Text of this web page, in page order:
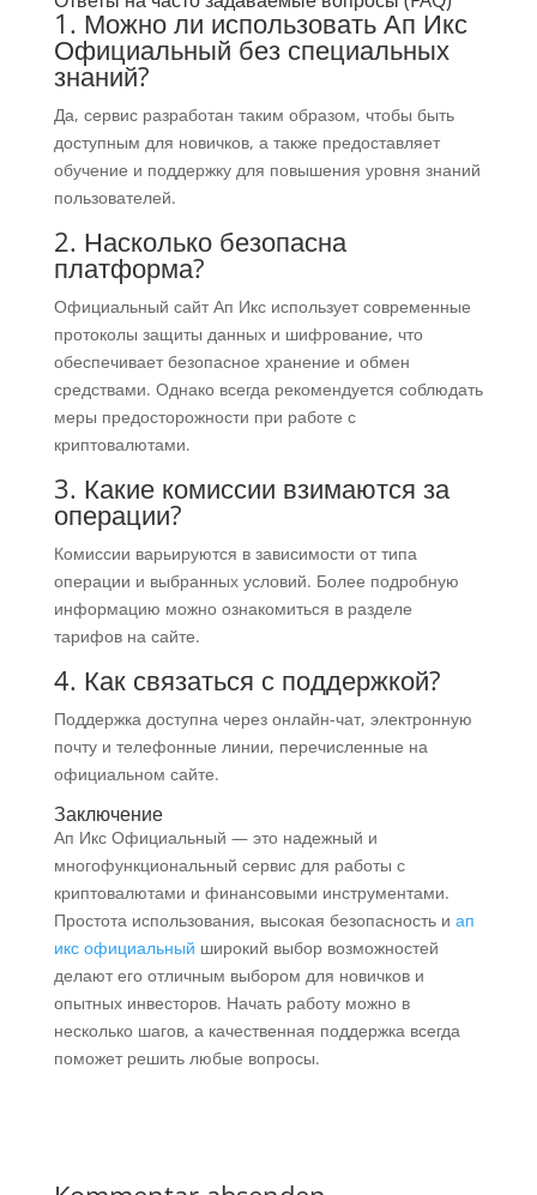
1. Можно ли использовать Ап Икс
Официальный без специальных
знаний?
Да, сервис разработан таким образом, чтобы быть
доступным для новичков, а также предоставляет
обучение и поддержку для повышения уровня знаний
пользователей.
2. Насколько безопасна
платформа?
Официальный сайт Ап Икс использует современные
протоколы защиты данных и шифрование, что
обеспечивает безопасное хранение и обмен
средствами. Однако всегда рекомендуется соблюдать
меры предосторожности при работе с
криптовалютами.
3. Какие комиссии взимаются за
операции?
Комиссии варьируются в зависимости от типа
операции и выбранных условий. Более подробную
информацию можно ознакомиться в разделе
тарифов на сайте.
4. Как связаться с поддержкой?
Поддержка доступна через онлайн-чат, электронную
почту и телефонные линии, перечисленные на
официальном сайте.
Заключение
Ап Икс Официальный — это надежный и
многофункциональный сервис для работы с
криптовалютами и финансовыми инструментами.
Простота использования, высокая безопасность и ап
икс официальный широкий выбор возможностей
делают его отличным выбором для новичков и
опытных инвесторов. Начать работу можно в
несколько шагов, а качественная поддержка всегда
поможет решить любые вопросы.